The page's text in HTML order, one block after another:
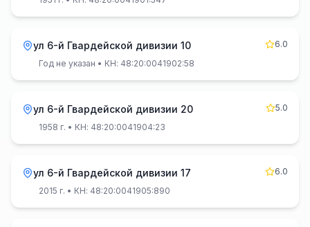
ул 6-й Гвардейской дивизии 10
6.0
Год не указан • КН: 48:20:0041902:58
ул 6-й Гвардейской дивизии 20
5.0
1958 г. • КН: 48:20:0041904:23
ул 6-й Гвардейской дивизии 17
6.0
2015 г. • КН: 48:20:0041905:890